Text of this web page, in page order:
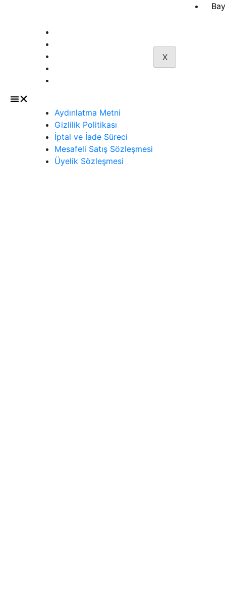
X
Aydınlatma Metni
Gizlilik Politikası
İptal ve İade Süreci
Mesafeli Satış Sözleşmesi
Üyelik Sözleşmesi